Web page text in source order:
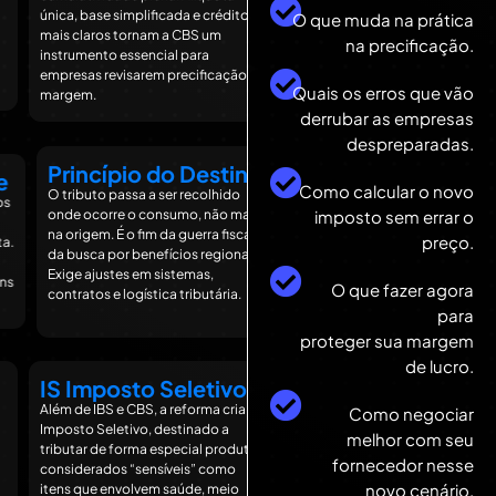
única, base simplificada e créditos
mais claros tornam a CBS um
instrumento essencial para
empresas revisarem precificação e
margem.
Exige controle de insumos e
oportunidade de melhorar
Princípio do Destino
O tributo passa a ser recolhido
onde ocorre o consumo, não mais
na origem. É o fim da guerra fiscal e
da busca por benefícios regionais.
Exige ajustes em sistemas,
contratos e logística tributária.
Transparência
Tributária
Notas fiscais deverão destacar
claramente os valores de IBS e
dando ao consumidor maior
tributos. Empresas precisarão
justificar preços com mais
IS Imposto Seletivo
Além de IBS e CBS, a reforma cria o
Imposto Seletivo, destinado a
tributar de forma especial produtos
considerados “sensíveis” como
itens que envolvem saúde, meio
Subnacional
A estrutura da reforma adota
modelo de IVA (imposto
agregado) “dual”: um tributo
federal (CBS) e um
O que muda na prática
na precificação.
Quais os erros que vão
derrubar as empresas
despreparadas.
Como calcular o novo
imposto sem errar o
preço.
O que fazer agora
para
proteger sua margem
de lucro.
Como negociar
melhor com seu
fornecedor nesse
novo cenário.